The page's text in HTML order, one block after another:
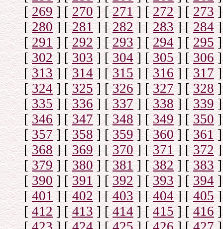
[269] [270] [271] [272] [273]
[280] [281] [282] [283] [284]
[ 291] [292] [293] [294] [295]
[302] [303] [304] [305] [306]
[313] [314] [315] [316] [ 317]
[324] [325] [326] [327] [328]
[335] [336] [337] [338] [339]
[346] [347] [348] [349] [350]
[357] [358] [359] [360] [361]
[368] [369] [370] [371] [ 372]
[379] [380] [381] [382] [383]
[390] [391] [392] [393] [394]
[401] [402] [403] [404] [405]
[412] [413] [414] [415] [416]